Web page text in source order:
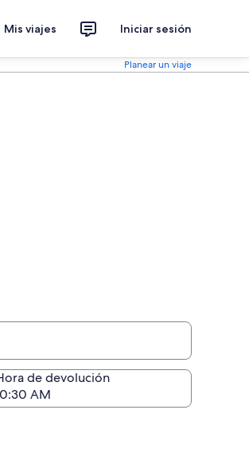
Mis viajes Iniciar sesión
Planear un viaje
de devolución